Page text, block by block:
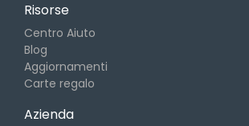
Risorse
Centro Aiuto
Blog
Aggiornamenti
Carte regalo
Azienda